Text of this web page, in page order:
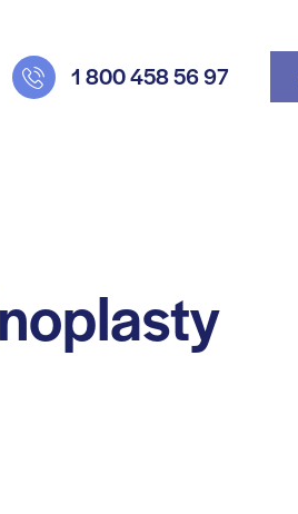
1 800 458 56 97